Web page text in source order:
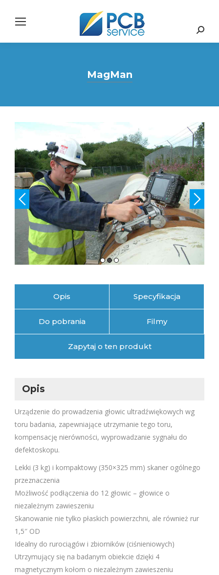
Search:
MagMan
Opis Specyfikacja
Do pobrania Filmy
Zapytaj o ten produkt
Opis
Urządzenie do prowadzenia głowic ultradźwiękowych wg
toru badania, zapewniające utrzymanie tego toru,
kompensację nierówności, wyprowadzanie sygnału do
defektoskopu.
Lekki (3 kg) i kompaktowy (350×325 mm) skaner ogólnego
przeznaczenia
Możliwość podłączenia do 12 głowic – głowice o
niezależnym zawieszeniu
Skanowanie nie tylko płaskich powierzchni, ale również rur
1,5″ OD
Idealny do rurociągów i zbiorników (ciśnieniowych)
Utrzymujący się na badanym obiekcie dzięki 4
magnetycznym kołom o niezależnym zawieszeniu